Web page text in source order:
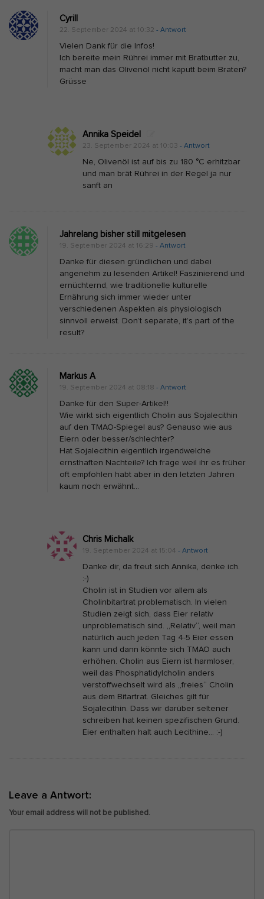
Cyrill
22. September 2024 at 10:32 - Antwort
Vielen Dank für die Infos!
Ich bereite mein Rührei immer mit Bratbutter zu,
macht man das Olivenöl nicht kaputt beim Braten?
Grüsse
Annika Speidel
23. September 2024 at 10:03 - Antwort
Ne, Olivenöl ist auf bis zu 180 °C erhitzbar
und man brät Rührei in der Regel ja nur
sanft an
Jahrelang bisher still mitgelesen
19. September 2024 at 16:29 - Antwort
Danke für diesen gründlichen und dabei
angenehm zu lesenden Artikel! Faszinierend und
ernüchternd, wie traditionelle kulturelle
Ernährung sich immer wieder unter
verschiedenen Aspekten als physiologisch
sinnvoll erweist. Don’t separate, it’s part of the
result?
Markus A
19. September 2024 at 08:18 - Antwort
Danke für den Super-Artikel!!
Wie wirkt sich eigentlich Cholin aus Sojalecithin
auf den TMAO-Spiegel aus? Genauso wie aus
Eiern oder besser/schlechter?
Hat Sojalecithin eigentlich irgendwelche
ernsthaften Nachteile? Ich frage weil ihr es früher
oft empfohlen habt aber in den letzten Jahren
kaum noch erwähnt…
Chris Michalk
19. September 2024 at 15:04 - Antwort
Danke dir, da freut sich Annika, denke ich.
:-)
Cholin ist in Studien vor allem als
Cholinbitartrat problematisch. In vielen
Studien zeigt sich, dass Eier relativ
unproblematisch sind. „Relativ“, weil man
natürlich auch jeden Tag 4-5 Eier essen
kann und dann könnte sich TMAO auch
erhöhen. Cholin aus Eiern ist harmloser,
weil das Phosphatidylcholin anders
verstoffwechselt wird als „freies“ Cholin
aus dem Bitartrat. Gleiches gilt für
Sojalecithin. Dass wir darüber seltener
schreiben hat keinen spezifischen Grund.
Eier enthalten halt auch Lecithine… :-)
Leave a Antwort:
Your email address will not be published.